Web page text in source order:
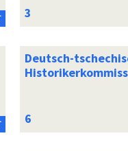
Deutsch-